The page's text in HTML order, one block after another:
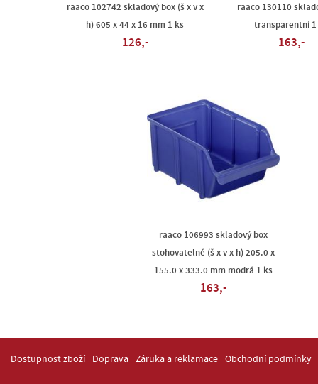
raaco 102742 skladový box (š x v x
h) 605 x 44 x 16 mm 1 ks
126,-
raaco 130110
transparentní 1
163,-
raaco 106993 skladový box
stohovatelné (š x v x h) 205.0 x
155.0 x 333.0 mm modrá 1 ks
163,-
Dostupnost zboží Doprava Záruka a reklamace Obchodní podmínky